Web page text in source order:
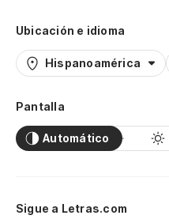
Ubicación e idioma
Hispanoamérica
Pantalla
Automático
Sigue a Letras.com